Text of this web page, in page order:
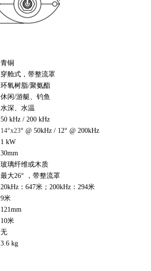
青铜
穿舱式，带整流罩
环氧树脂/聚氨酯
休闲/游艇、钓鱼
水深、水温
50 kHz / 200 kHz
14°x23° @ 50kHz / 12° @ 200kHz
1 kW
30mm
玻璃纤维或木质
最大26° ，带整流罩
20kHz：647米；200kHz：294米
9米
121mm
10米
无
3.6 kg